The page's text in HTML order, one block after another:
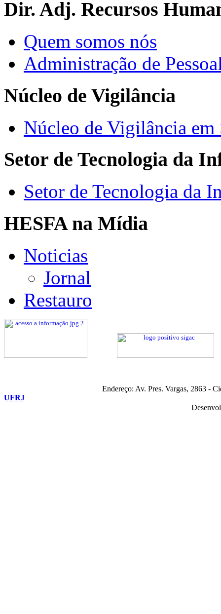
Dir. Adj. Recursos
Quem somos nós
Administração de
Núcleo de Vigilância
Núcleo de Vigilância em
Setor de Tecnologia da
Setor de Tecnologia da
HESFA na Mídia
Noticias
Jornal
Restauro
Endereço: Av. Pres. Vargas, 2863 -
UFRJ